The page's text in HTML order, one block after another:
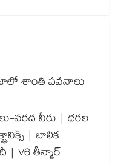
శాంతి పవనాలు
వరద నీరు | ధరల
| బాలిక
| V6 తీన్మార్